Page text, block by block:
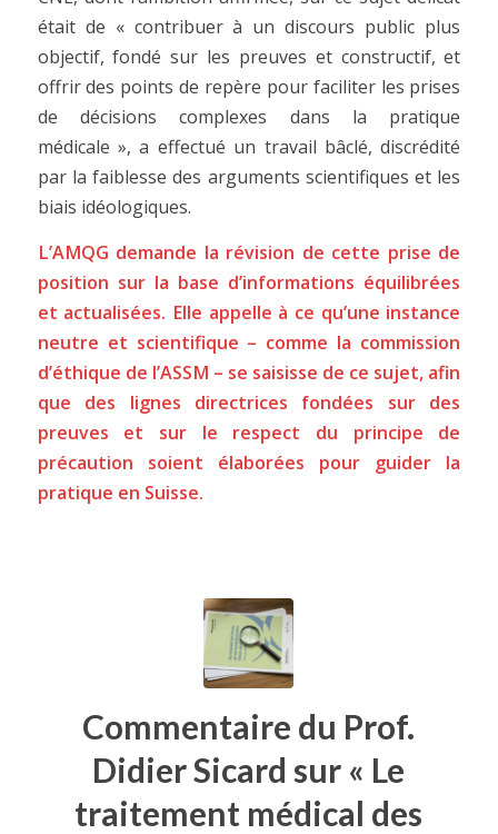
était de « contribuer à un discours public plus
objectif, fondé sur les preuves et constructif, et
offrir des points de repère pour faciliter les prises
de décisions complexes dans la pratique
médicale », a effectué un travail bâclé, discrédité
par la faiblesse des arguments scientifiques et les
biais idéologiques.
L’AMQG demande la révision de cette prise de
position sur la base d’informations équilibrées
et actualisées. Elle appelle à ce qu’une instance
neutre et scientifique – comme la commission
d’éthique de l’ASSM – se saisisse de ce sujet, afin
que des lignes directrices fondées sur des
preuves et sur le respect du principe de
précaution soient élaborées pour guider la
pratique en Suisse.
Commentaire du Prof.
Didier Sicard sur « Le
traitement médical des